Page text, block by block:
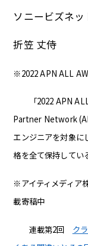
ソニービズネ
折笠 丈侍
※2022 APN ALL
「2022 APN ALL
Partner Network
エンジニアを対象に
格を全て保持してい
※アイティメディア
載寄稿中
連載第2回 ク